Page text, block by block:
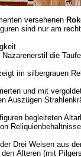
versehenen
sind nur am
die
im silbergrauen
und mit
Auszügen
begleiteten
Drei Weisen aus
Älteren (mit